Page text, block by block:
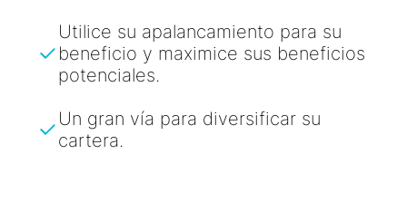
Utilice su apalancamiento para su
beneficio y maximice sus beneficios
potenciales.
Un gran vía para diversificar su
cartera.